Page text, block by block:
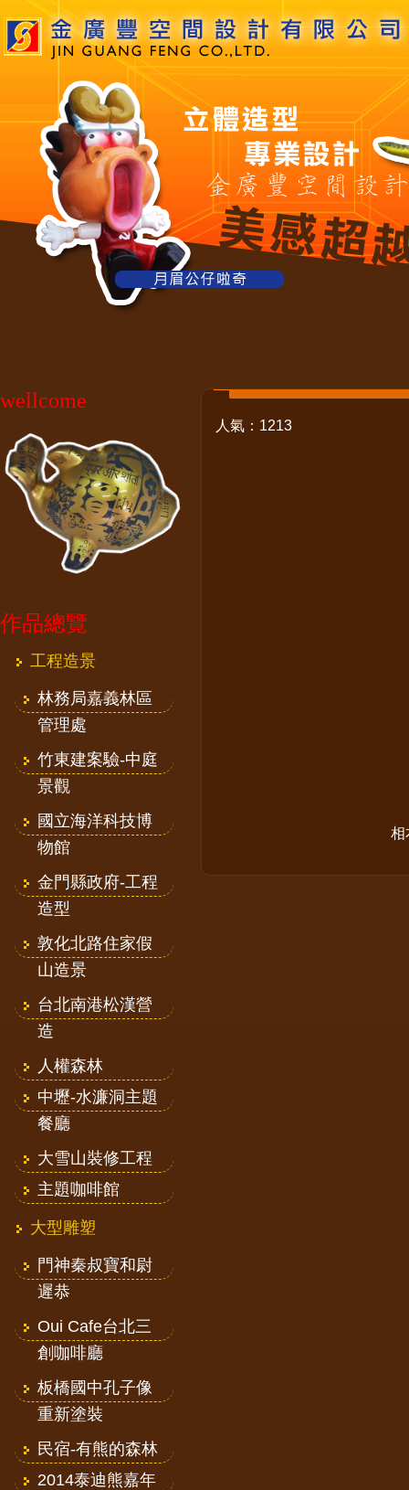
人氣：1213
相
wellcome
作品總覽
工程造景
林務局嘉義林區
管理處
竹東建案驗-中庭
景觀
國立海洋科技博
物館
金門縣政府-工程
造型
敦化北路住家假
山造景
台北南港松漢營
造
人權森林
中壢-水濂洞主題
餐廳
大雪山裝修工程
主題咖啡館
大型雕塑
門神秦叔寶和尉
遲恭
Oui Cafe台北三
創咖啡廳
板橋國中孔子像
重新塗裝
民宿-有熊的森林
2014泰迪熊嘉年